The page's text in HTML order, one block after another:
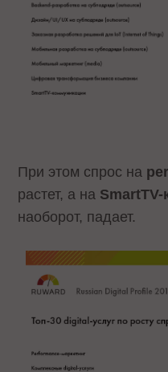
При этом спрос на
растет, а на
наоборот, падает.